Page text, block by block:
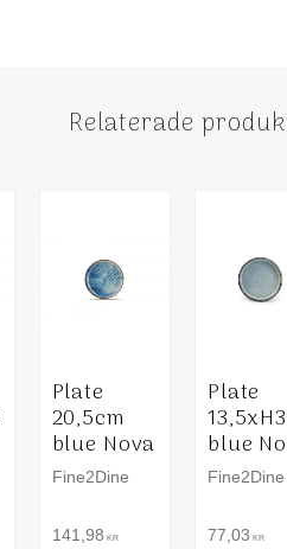
Relaterade
Plate
20,5cm
blue Nova
Fine2Dine
141,98 KR
Plate
blue
Fine2Dine
77,03 KR